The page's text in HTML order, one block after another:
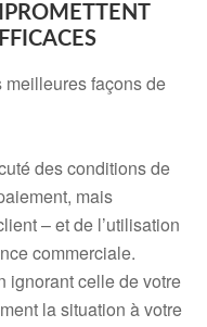
façons de
des conditions de
mais
– et de l’utilisation
commerciale.
ignorant celle de votre
la situation à votre